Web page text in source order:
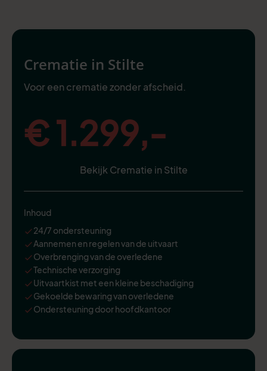
Crematie in Stilte
Voor een crematie zonder afscheid.
€ 1.299,-
Bekijk Crematie in Stilte
Inhoud
24/7 ondersteuning
Aannemen en regelen van de uitvaart
Overbrenging van de overledene
Technische verzorging
Uitvaartkist met een kleine beschadiging
Gekoelde bewaring van overledene
Ondersteuning door hoofdkantoor